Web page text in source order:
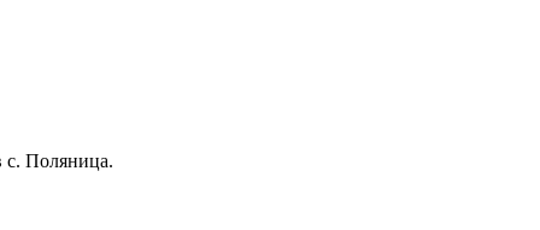
с. Поляница.